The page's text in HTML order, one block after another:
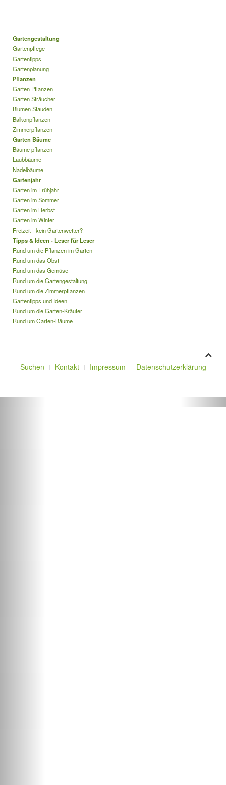
Gartengestaltung
Gartenpflege
Gartentipps
Gartenplanung
Pflanzen
Garten Pflanzen
Garten Sträucher
Blumen Stauden
Balkonpflanzen
Zimmerpflanzen
Garten Bäume
Bäume pflanzen
Laubbäume
Nadelbäume
Gartenjahr
Garten im Frühjahr
Garten im Sommer
Garten im Herbst
Garten im Winter
Freizeit - kein Gartenwetter?
Tipps & Ideen - Leser für Leser
Rund um die Pflanzen im Garten
Rund um das Obst
Rund um das Gemüse
Rund um die Gartengestaltung
Rund um die Zimmerpflanzen
Gartentipps und Ideen
Rund um die Garten-Kräuter
Rund um Garten-Bäume
Suchen Kontakt Impressum Datenschutzerklärung